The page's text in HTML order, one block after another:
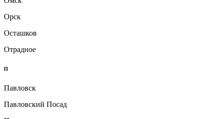
Орск
Осташков
Отрадное
П
Павловск
Павловский Посад